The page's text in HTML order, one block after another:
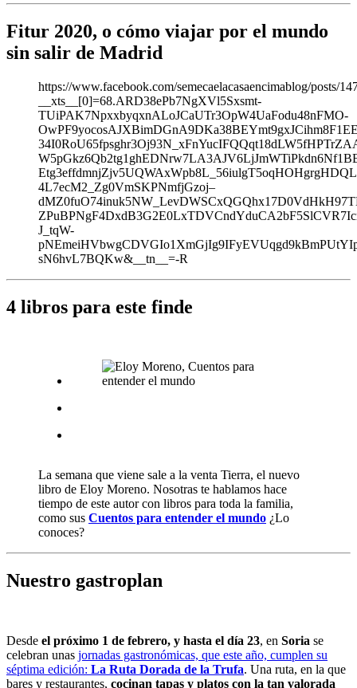
Fitur 2020, o cómo viajar por el mundo
sin salir de Madrid
https://www.facebook.com/semecaelacasaencimablog/posts/
__xts__[0]=68.ARD38ePb7NgXVl5Sxsmt-
TUiPAK7NpxxbyqxnALoJCaUTr3OpW4UaFodu48nFMO-
4L7ecM2_Zg0VmSKPNmfjGzoj–
J_tqW-
sN6hvL7BQKw&__tn__=-R
4 libros para este finde
La semana que viene sale a la venta Tierra, el nuevo
libro de Eloy Moreno. Nosotras te hablamos hace
tiempo de este autor con libros para toda la familia,
como sus Cuentos para entender el mundo ¿Lo
conoces?
Nuestro gastroplan
Desde el próximo 1 de febrero, y hasta el día 23, en Soria se
celebran unas jornadas gastronómicas, que este año, cumplen su
séptima edición: La Ruta Dorada de la Trufa. Una ruta, en la que
bares y restaurantes, cocinan tapas y platos con la tan valorada